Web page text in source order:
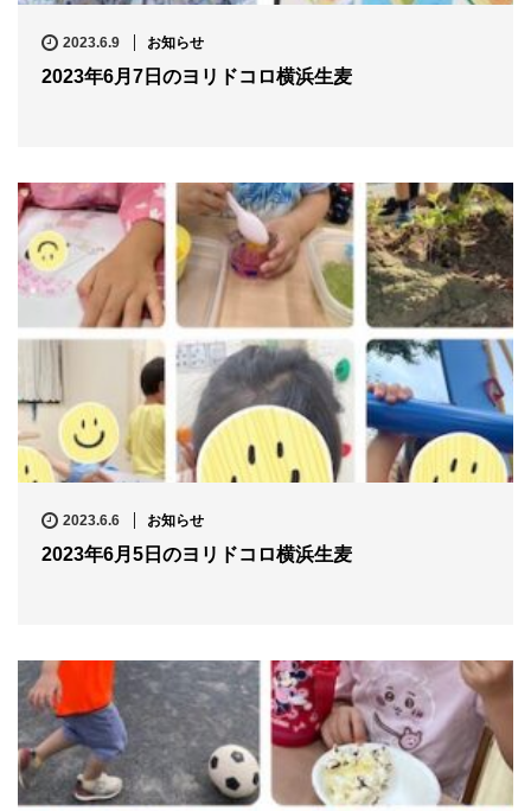
2023.6.9 お知らせ
2023年6月7日のヨリドコロ横浜生麦
2023.6.6 お知らせ
2023年6月5日のヨリドコロ横浜生麦